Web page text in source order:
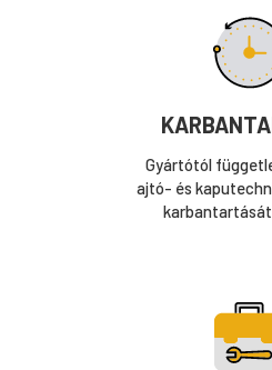
Gyártótól
ajtó- és
karbantartását